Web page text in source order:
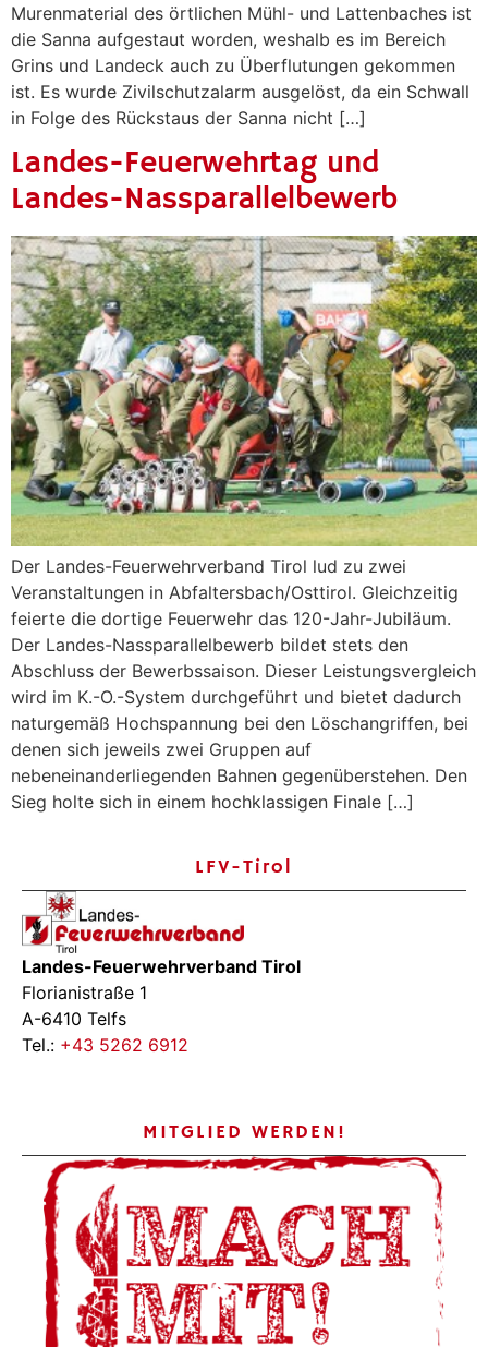
Murenmaterial des örtlichen Mühl- und Lattenbaches ist
die Sanna aufgestaut worden, weshalb es im Bereich
Grins und Landeck auch zu Überflutungen gekommen
ist. Es wurde Zivilschutzalarm ausgelöst, da ein Schwall
in Folge des Rückstaus der Sanna nicht […]
Landes-Feuerwehrtag und
Landes-Nassparallelbewerb
Der Landes-Feuerwehrverband Tirol lud zu zwei
Veranstaltungen in Abfaltersbach/Osttirol. Gleichzeitig
feierte die dortige Feuerwehr das 120-Jahr-Jubiläum.
Der Landes-Nassparallelbewerb bildet stets den
Abschluss der Bewerbssaison. Dieser Leistungsvergleich
wird im K.-O.-System durchgeführt und bietet dadurch
naturgemäß Hochspannung bei den Löschangriffen, bei
denen sich jeweils zwei Gruppen auf
nebeneinanderliegenden Bahnen gegenüberstehen. Den
Sieg holte sich in einem hochklassigen Finale […]
LFV-Tirol
Landes-Feuerwehrverband Tirol
Florianistraße 1
A-6410 Telfs
Tel.: +43 5262 6912
MITGLIED WERDEN!